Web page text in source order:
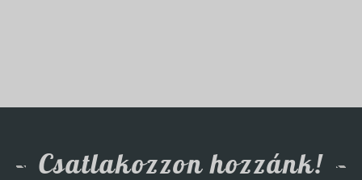
Csatlakozzon hozzánk!